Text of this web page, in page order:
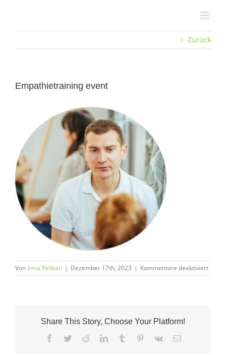
Zurück
Empathietraining event
Von Irma Pelikan | Dezember 17th, 2023 | Kommentare deaktiviertfür
Share This Story, Choose Your Platform!
Facebook
TwitterRedditLinkedInTumblr Pinterest
Vk
E-